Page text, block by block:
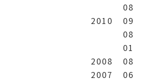
08
2010
09
08
01
2008
08
2007
06